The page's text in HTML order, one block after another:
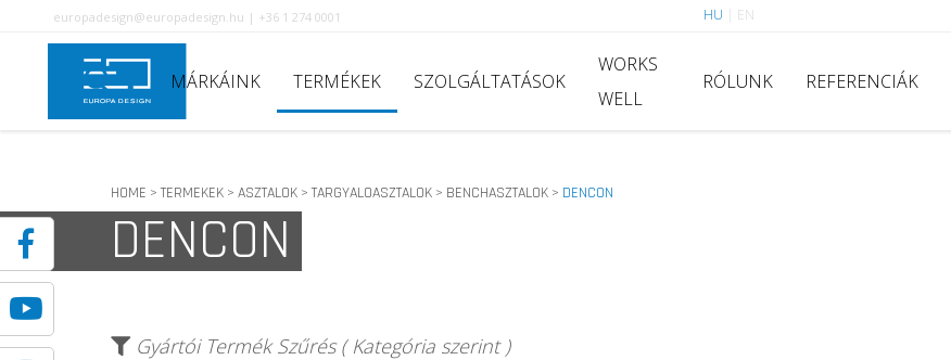
europadesign@europadesign.hu | +36 1 274 0001 HU EN
MÁRKÁINK TERMÉKEK SZOLGÁLTATÁSOK
WORKS
WELL
RÓLUNK REFERENCIÁK
HOME > TERMEKEK > ASZTALOK > TARGYALOASZTALOK > BENCHASZTALOK > DENCON
DENCON
Gyártói Termék Szűrés ( Kategória szerint )